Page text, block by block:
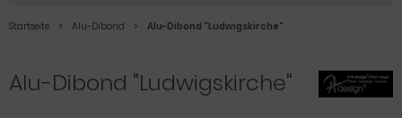
Startseite Alu-Dibond Alu-Dibond "Ludwigskirche"
Alu-Dibond "Ludwigskirche"